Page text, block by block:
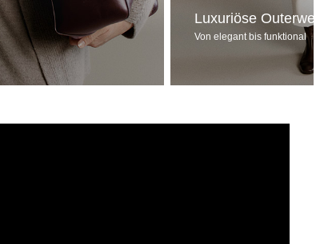
Luxuriöse
Von elegant bis funktional